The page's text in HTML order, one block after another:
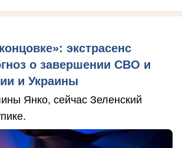
экстрасенс
о завершении СВО и
и Украины
Янко, сейчас Зеленский